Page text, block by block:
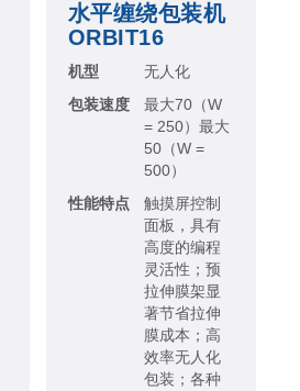
水平缠绕包装机
ORBIT16
机型
无人化
包装速度
最大70（W
= 250）最大
50（W =
500）
性能特点
触摸屏控制
面板，具有
高度的编程
灵活性；预
拉伸膜架显
著节省拉伸
膜成本；高
效率无人化
包装；各种